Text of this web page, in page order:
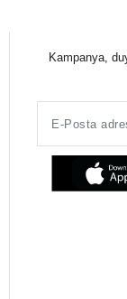
Kampanya,